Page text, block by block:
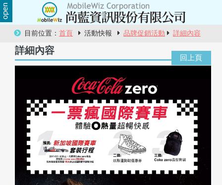
目前位置： 首頁 活動快報 品牌促銷活動 詳細內容
詳細內容